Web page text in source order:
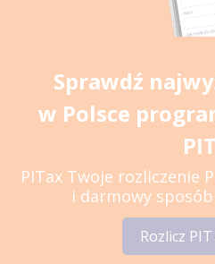
Sprawdź
w Polsce
PIT
PITax Twoje rozliczenie
i darmowy
Rozlicz